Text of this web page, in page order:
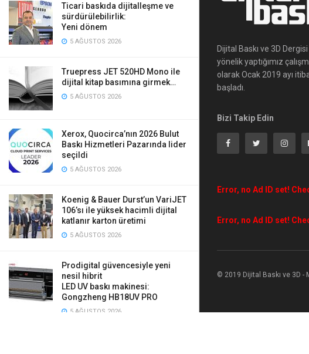
Ticari baskıda dijitalleşme ve
sürdürülebilirlik:
Yeni dönem
5 AĞUSTOS 2026
Truepress JET 520HD Mono ile
dijital kitap basımına girmek…
5 AĞUSTOS 2026
Xerox, Quocirca’nın 2026 Bulut
Baskı Hizmetleri Pazarında lider
seçildi
5 AĞUSTOS 2026
Koenig & Bauer Durst’un VariJET
106’sı ile yüksek hacimli dijital
katlanır karton üretimi
5 AĞUSTOS 2026
Prodigital güvencesiyle yeni
nesil hibrit
LED UV baskı makinesi:
Gongzheng HB18UV PRO
5 AĞUSTOS 2026
Dijital Baskı ve 3D
yönelik yaptığımız
olarak Ocak 2019 ayı
başladı.
Bizi Takip Edin
Error, no Ad ID set!
Error, no Ad ID set!
© 2019 Dijital Baskı ve 3D -